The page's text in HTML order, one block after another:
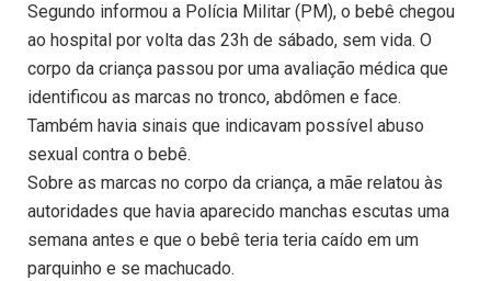
Segundo informou a Polícia Militar (PM), o bebê chegou
ao hospital por volta das 23h de sábado, sem vida. O
corpo da criança passou por uma avaliação médica que
identificou as marcas no tronco, abdômen e face.
Também havia sinais que indicavam possível abuso
sexual contra o bebê.
Sobre as marcas no corpo da criança, a mãe relatou às
autoridades que havia aparecido manchas escutas uma
semana antes e que o bebê teria teria caído em um
parquinho e se machucado.